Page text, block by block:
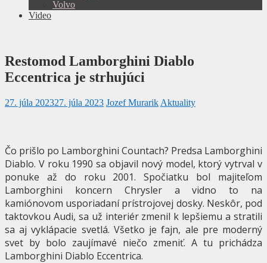
Volvo
Video
Restomod Lamborghini Diablo
Eccentrica je strhujúci
27. júla 202327. júla 2023 Jozef Murarik Aktuality
Čo prišlo po Lamborghini Countach? Predsa Lamborghini
Diablo. V roku 1990 sa objavil nový model, ktorý vytrval v
ponuke až do roku 2001. Spočiatku bol majiteľom
Lamborghini koncern Chrysler a vidno to na
kamiónovom usporiadaní prístrojovej dosky. Neskôr, pod
taktovkou Audi, sa už interiér zmenil k lepšiemu a stratili
sa aj vyklápacie svetlá. Všetko je fajn, ale pre moderný
svet by bolo zaujímavé niečo zmeniť. A tu prichádza
Lamborghini Diablo Eccentrica.